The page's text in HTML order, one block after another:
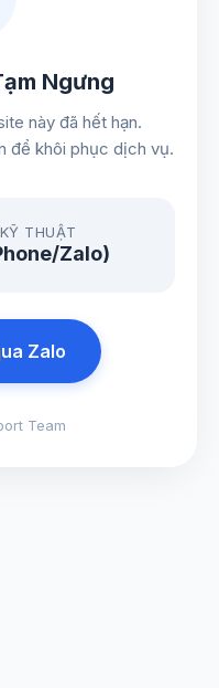
Ngưng
này đã hết hạn.
để khôi phục dịch vụ.
THUẬT
Zalo)
Zalo
Team